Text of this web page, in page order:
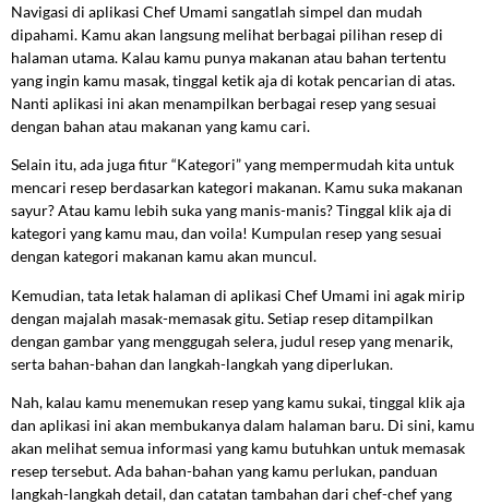
Navigasi di aplikasi Chef Umami sangatlah simpel dan mudah
dipahami. Kamu akan langsung melihat berbagai pilihan resep di
halaman utama. Kalau kamu punya makanan atau bahan tertentu
yang ingin kamu masak, tinggal ketik aja di kotak pencarian di atas.
Nanti aplikasi ini akan menampilkan berbagai resep yang sesuai
dengan bahan atau makanan yang kamu cari.
Selain itu, ada juga fitur “Kategori” yang mempermudah kita untuk
mencari resep berdasarkan kategori makanan. Kamu suka makanan
sayur? Atau kamu lebih suka yang manis-manis? Tinggal klik aja di
kategori yang kamu mau, dan voila! Kumpulan resep yang sesuai
dengan kategori makanan kamu akan muncul.
Kemudian, tata letak halaman di aplikasi Chef Umami ini agak mirip
dengan majalah masak-memasak gitu. Setiap resep ditampilkan
dengan gambar yang menggugah selera, judul resep yang menarik,
serta bahan-bahan dan langkah-langkah yang diperlukan.
Nah, kalau kamu menemukan resep yang kamu sukai, tinggal klik aja
dan aplikasi ini akan membukanya dalam halaman baru. Di sini, kamu
akan melihat semua informasi yang kamu butuhkan untuk memasak
resep tersebut. Ada bahan-bahan yang kamu perlukan, panduan
langkah-langkah detail, dan catatan tambahan dari chef-chef yang